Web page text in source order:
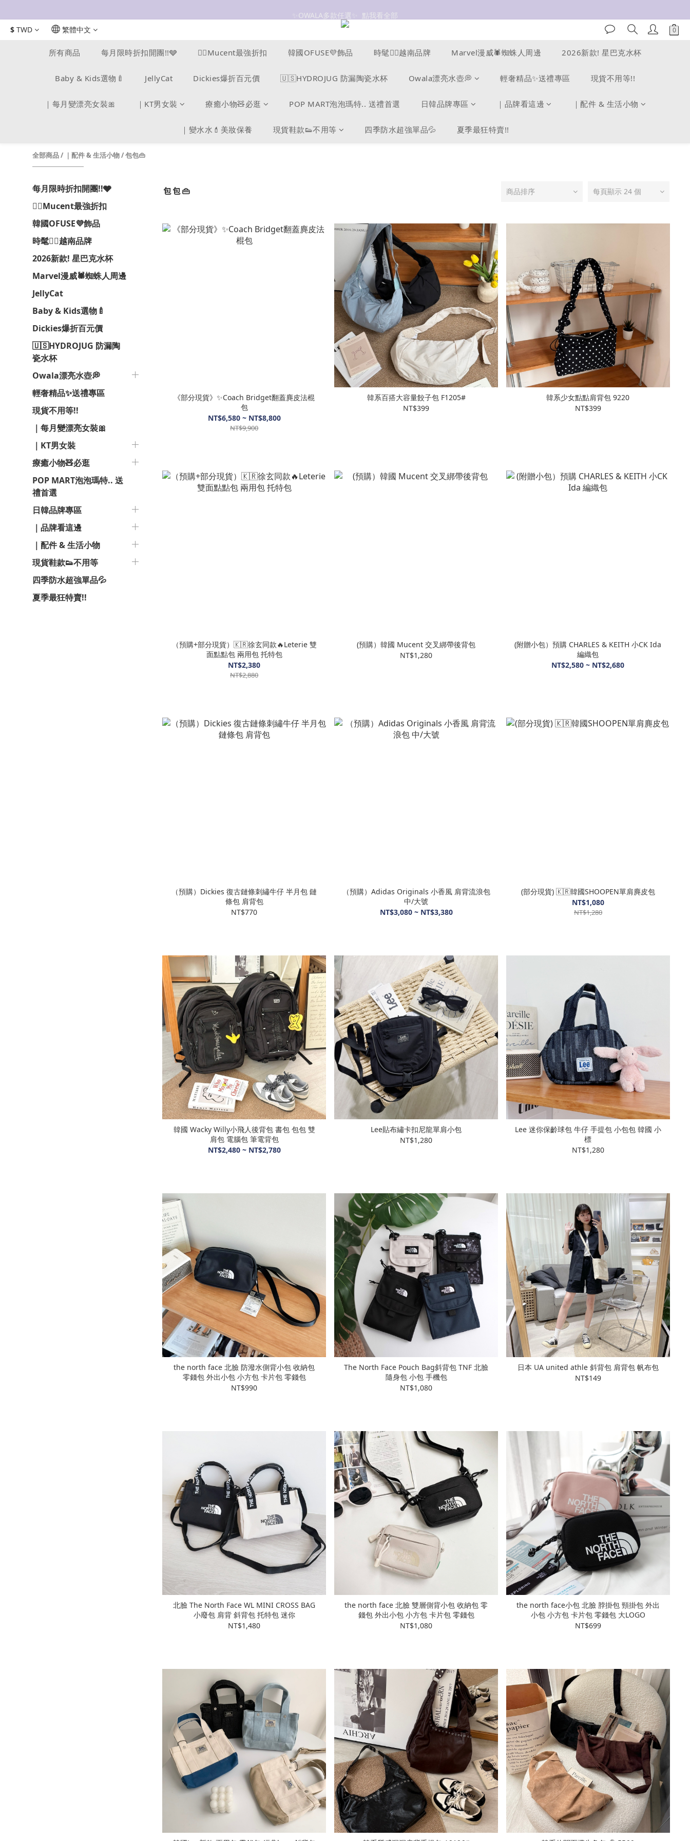
抗UV 50+防曬外套 $299🧊🧊
$ TWD 繁體中文
所有商品 每月限時折扣開團!!🩶 ❤️‍🔥Mucent最強折扣 韓國OFUSE💜飾品 時髦❤️‍🔥越南品牌 Marvel漫威🕷️蜘蛛人周邊 2026新款! 星巴克水杯
Baby & Kids選物🍼 JellyCat Dickies爆折百元價 🇺🇸HYDROJUG 防漏陶瓷水杯 Owala漂亮水壺💭 輕奢精品✨送禮專區 現貨不用等!!
｜每月變漂亮女裝🎀 ｜KT男女裝 療癒小物🧸必逛 POP MART泡泡瑪特.. 送禮首選 日韓品牌專區 ｜品牌看這邊 ｜配件 & 生活小物
｜變水水💄美妝保養 現貨鞋款👟不用等 四季防水超強單品💦 夏季最狂特賣!!
全部商品/ ｜配件 & 生活小物/包包👜
每月限時折扣開團!!🩶
❤️‍🔥Mucent最強折扣
韓國OFUSE💜飾品
時髦❤️‍🔥越南品牌
2026新款! 星巴克水杯
Marvel漫威🕷️蜘蛛人周邊
JellyCat
Baby & Kids選物🍼
Dickies爆折百元價
🇺🇸HYDROJUG 防漏陶
瓷水杯
Owala漂亮水壺💭
輕奢精品✨送禮專區
現貨不用等!!
｜每月變漂亮女裝🎀
｜KT男女裝
療癒小物🧸必逛
POP MART泡泡瑪特.. 送
禮首選
日韓品牌專區
｜品牌看這邊
｜配件 & 生活小物
現貨鞋款👟不用等
四季防水超強單品💦
夏季最狂特賣!!
包包👜 商品排序 每頁顯示 24 個
《部分現貨》✨Coach Bridget翻蓋麂皮法棍
包
NT$6,580 ~ NT$8,800
NT$9,900
韓系百搭大容量餃子包 F1205#
NT$399
韓系少女點點肩背包 9220
NT$399
（預購+部分現貨）🇰🇷徐玄同款🔥Leterie 雙
面點點包 兩用包 托特包
NT$2,380
NT$2,880
(預購）韓國 Mucent 交叉綁帶後背包
NT$1,280
(附贈小包）預購 CHARLES & KEITH 小CK Ida
編織包
NT$2,580 ~ NT$2,680
（預購）Dickies 復古鏈條刺繡牛仔 半月包 鏈
條包 肩背包
NT$770
（預購）Adidas Originals 小香風 肩背流浪包
中/大號
NT$3,080 ~ NT$3,380
(部分現貨) 🇰🇷韓國SHOOPEN單肩麂皮包
NT$1,080
NT$1,280
韓國 Wacky Willy小飛人後背包 書包 包包 雙
肩包 電腦包 筆電背包
NT$2,480 ~ NT$2,780
Lee貼布繡卡扣尼龍單肩小包
NT$1,280
Lee 迷你保齡球包 牛仔 手提包 小包包 韓國 小
標
NT$1,280
the north face 北臉 防潑水側背小包 收納包
零錢包 外出小包 小方包 卡片包 零錢包
NT$990
The North Face Pouch Bag斜背包 TNF 北臉
隨身包 小包 手機包
NT$1,080
日本 UA united athle 斜背包 肩背包 帆布包
NT$149
北臉 The North Face WL MINI CROSS BAG
小廢包 肩背 斜背包 托特包 迷你
NT$1,480
the north face 北臉 雙層側背小包 收納包 零
錢包 外出小包 小方包 卡片包 零錢包
NT$1,080
the north face小包 北臉 脖掛包 頸掛包 外出
小包 小方包 卡片包 零錢包 大LOGO
NT$699